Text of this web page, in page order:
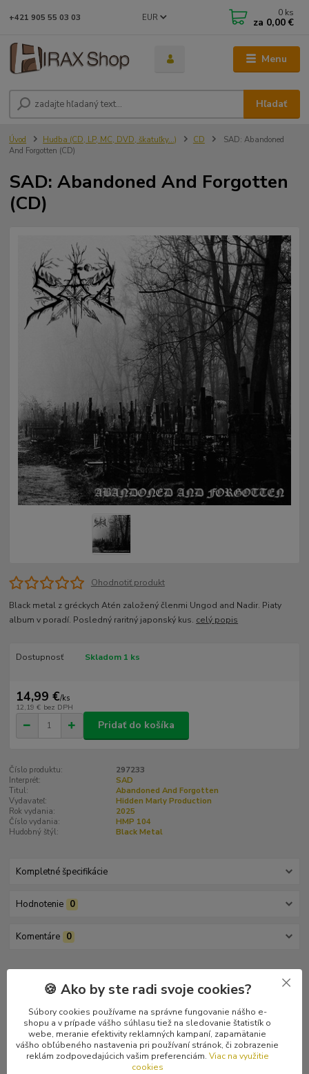
Menu
EUR
Hľadať
+421 905 55 03 03 0 ks
za 0,00 €
Úvod Hudba (CD, LP, MC, DVD, škatuľky...) CD
SAD: Abandoned
And Forgotten (CD)
SAD: Abandoned And Forgotten
(CD)
Ohodnotiť produkt
Black metal z gréckych Atén založený členmi Ungod and Nadir. Piaty
album v poradí. Posledný raritný japonský kus. celý popis
Dostupnosť Skladom 1 ks
14,99 €/ks
12,19 € bez DPH
Pridať do košíka
Číslo produktu:
297233
Interprét:
SAD
Titul:
Abandoned And Forgotten
Vydavateľ:
Hidden Marly Production
Rok vydania:
2025
Číslo vydania:
HMP 104
Hudobný štýl:
Black Metal
Kompletné špecifikácie
Hodnotenie 0
Komentáre 0
Kompletné špecifikácie
Piaty album v poradí. Posledný raritný japonský kus.
Tracklist:
1 One Of These Nights 7:50
🍪 Ako by ste radi svoje cookies?
Súbory cookies používame na správne fungovanie nášho e-
shopu a v prípade vášho súhlasu tiež na sledovanie štatistík o
webe, meranie efektivity reklamných kampaní, zapamätanie
vášho obľúbeného nastavenia pri používaní stránok, či zobrazenie
reklám zodpovedajúcich vašim preferenciám. Viac na využitie
cookies